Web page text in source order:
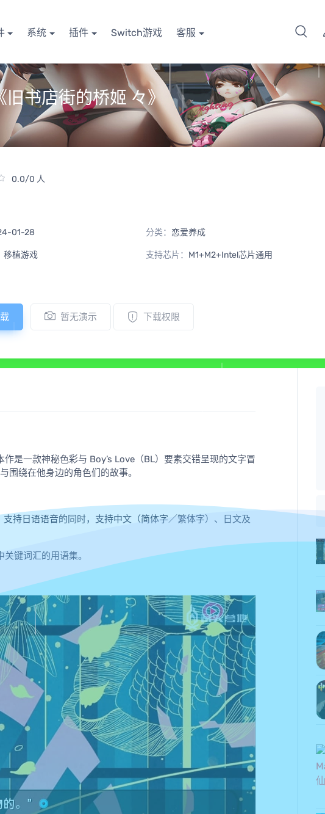
系统 插件 Switch游戏 客服
书店街的桥姬 々》
0.0/0 人
01-28 分类： 恋爱养成
移植游戏 支持芯片： M1+M2+Intel芯片通用
暂无演示 下载权限
是一款神秘色彩与 Boy’s Love（BL）要素交错呈现的文字冒
绕在他身边的角色们的故事。
持日语语音的同时，支持中文（简体字／繁体字）、日文及
键词汇的用语集。